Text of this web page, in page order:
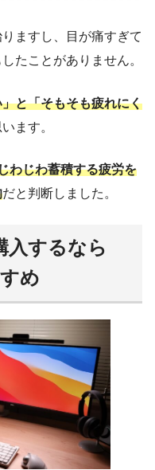
ますし、目が痛すぎて
たことがありません。
と「そもそも疲れにく
ます。
わじわ蓄積する疲労を
だと判断しました。
入するなら
め